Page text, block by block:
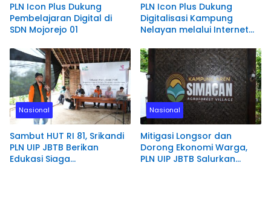
PLN Icon Plus Dukung
Pembelajaran Digital di
SDN Mojorejo 01
PLN Icon Plus Dukung
Digitalisasi Kampung
Nelayan melalui Internet
Rajatama
Nasional
Sambut HUT RI 81, Srikandi
PLN UIP JBTB Berikan
Edukasi Siaga
Nasional
Mitigasi Longsor dan
Dorong Ekonomi Warga,
PLN UIP JBTB Salurkan